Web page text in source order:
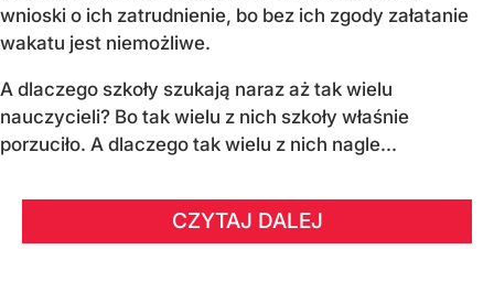
wnioski o ich zatrudnienie, bo bez ich zgody załatanie
wakatu jest niemożliwe.
A dlaczego szkoły szukają naraz aż tak wielu
nauczycieli? Bo tak wielu z nich szkoły właśnie
porzuciło. A dlaczego tak wielu z nich nagle...
CZYTAJ DALEJ